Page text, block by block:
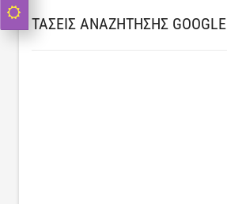
ΤΆΣΕΙΣ ΑΝΑΖΉΤΗΣΗΣ